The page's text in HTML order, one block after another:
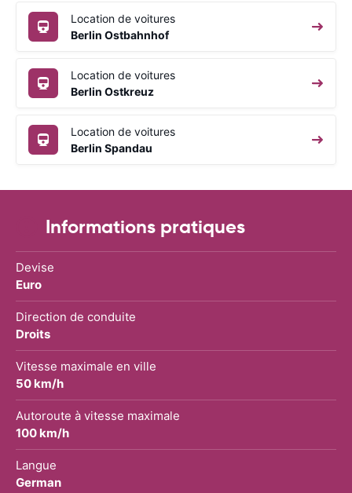
Location de voitures
Berlin Ostbahnhof
Location de voitures
Berlin Ostkreuz
Location de voitures
Berlin Spandau
Informations pratiques
Devise
Euro
Direction de conduite
Droits
Vitesse maximale en ville
50 km/h
Autoroute à vitesse maximale
100 km/h
Langue
German